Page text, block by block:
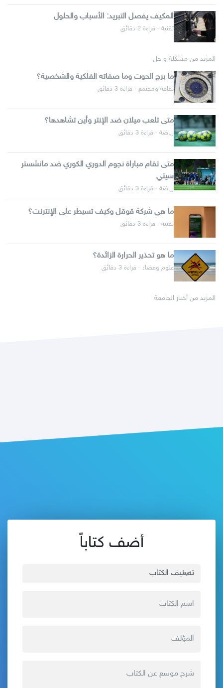
المكيف يفصل التبريد: الأسباب والحلول
تقنية · قراءة 2 دقائق
المزيد من مشكلة و حل
ما برج الحوت وما صفاته الفلكية والشخصية؟
ثقافة ومجتمع · قراءة 3 دقائق
متى تلعب ميلان ضد الإنتر وأين تشاهدها؟
رياضة · قراءة 3 دقائق
متى تقام مباراة نجوم الدوري الكوري ضد مانشستر
سيتي
رياضة · قراءة 3 دقائق
ما هي شركة قوقل وكيف تسيطر على الإنترنت؟
تقنية · قراءة 3 دقائق
ما هو تحذير الحرارة الزائدة؟
علوم وفضاء · قراءة 3 دقائق
المزيد من أخبار الجامعة
أضف كتاباً